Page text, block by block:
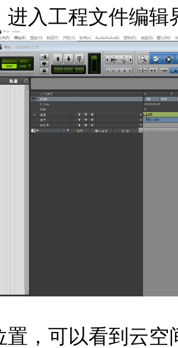
进入工程文件编辑
置，可以看到云空